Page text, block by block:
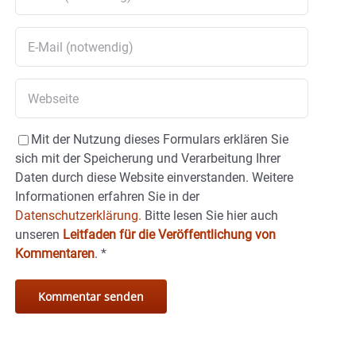
Mit der Nutzung dieses Formulars erklären Sie
sich mit der Speicherung und Verarbeitung Ihrer
Daten durch diese Website einverstanden. Weitere
Informationen erfahren Sie in der
Datenschutzerklärung. Bitte lesen Sie hier auch
unseren Leitfaden für die Veröffentlichung von
Kommentaren. *